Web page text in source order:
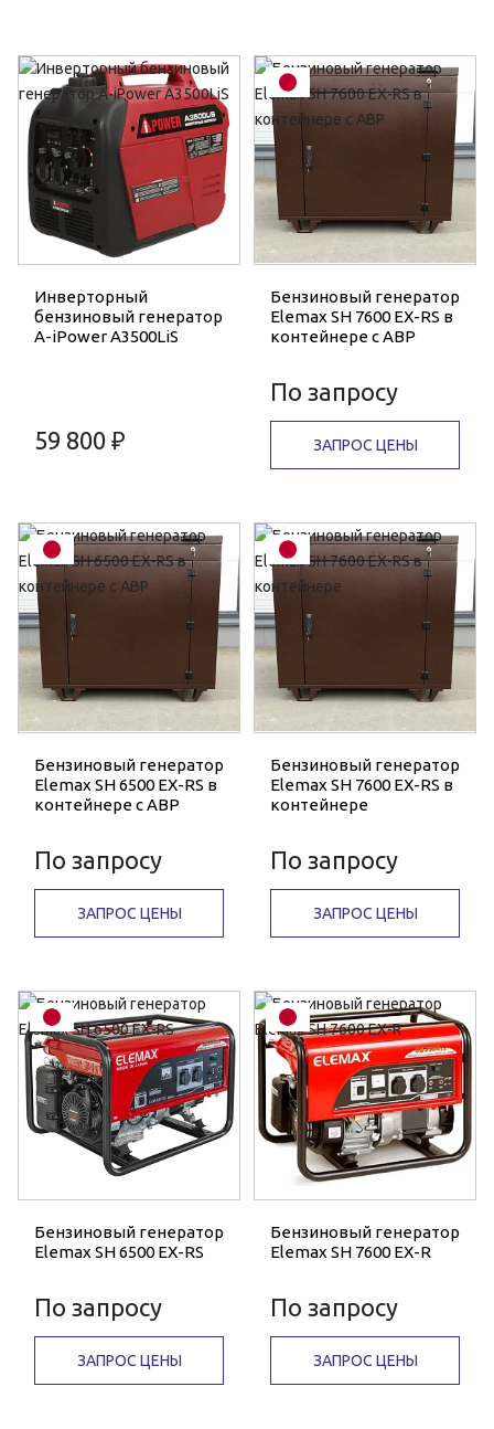
Инверторный
бензиновый генератор
A-iPower A3500LiS
59 800 ₽
Бензиновый генератор
Elemax SH 7600 EX-RS в
контейнере с АВР
По запросу
ЗАПРОС ЦЕНЫ
Бензиновый генератор
Elemax SH 6500 EX-RS в
контейнере с АВР
По запросу
ЗАПРОС ЦЕНЫ
Бензиновый генератор
Elemax SH 7600 EX-RS в
контейнере
По запросу
ЗАПРОС ЦЕНЫ
Бензиновый генератор
Elemax SH 6500 EX-RS
По запросу
ЗАПРОС ЦЕНЫ
Бензиновый генератор
Elemax SH 7600 EX-R
По запросу
ЗАПРОС ЦЕНЫ